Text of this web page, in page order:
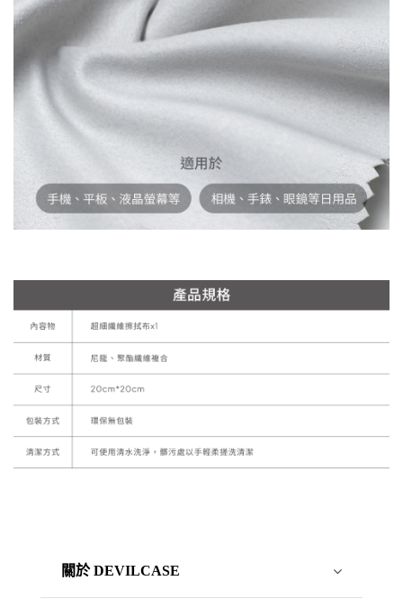
關於 DEVILCASE